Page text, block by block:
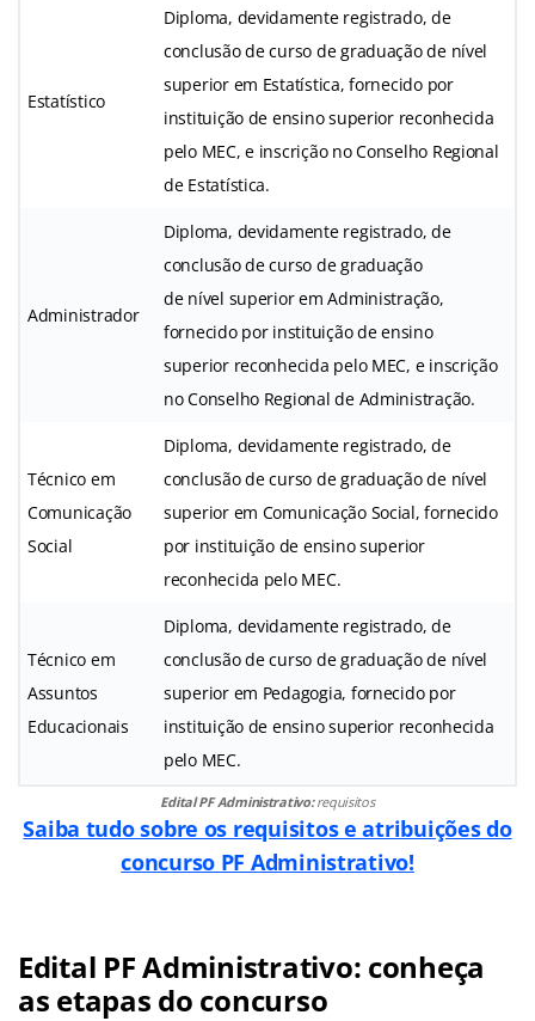
Estatístico
Diploma, devidamente registrado, de
conclusão de curso de graduação de nível
superior em Estatística, fornecido por
instituição de ensino superior reconhecida
pelo MEC, e inscrição no Conselho Regional
de Estatística.
Administrador
Diploma, devidamente registrado, de
conclusão de curso de graduação
de nível superior em Administração,
fornecido por instituição de ensino
superior reconhecida pelo MEC, e inscrição
no Conselho Regional de Administração.
Técnico em
Comunicação
Social
Diploma, devidamente registrado, de
conclusão de curso de graduação de nível
superior em Comunicação Social, fornecido
por instituição de ensino superior
reconhecida pelo MEC.
Técnico em
Assuntos
Educacionais
Diploma, devidamente registrado, de
conclusão de curso de graduação de nível
superior em Pedagogia, fornecido por
instituição de ensino superior reconhecida
pelo MEC.
Edital PF Administrativo:requisitos
Saiba tudo sobre os requisitos e atribuições do
concurso PF Administrativo!
Edital PF Administrativo: conheça
as etapas do concurso